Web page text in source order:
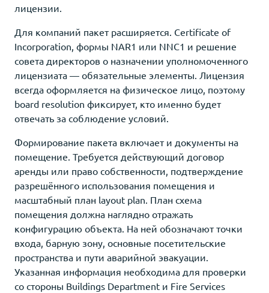
лицензии.
Для компаний пакет расширяется. Certificate of
Incorporation, формы NAR1 или NNC1 и решение
совета директоров о назначении уполномоченного
лицензиата — обязательные элементы. Лицензия
всегда оформляется на физическое лицо, поэтому
board resolution фиксирует, кто именно будет
отвечать за соблюдение условий.
Формирование пакета включает и документы на
помещение. Требуется действующий договор
аренды или право собственности, подтверждение
разрешённого использования помещения и
масштабный план layout plan. План схема
помещения должна наглядно отражать
конфигурацию объекта. На ней обозначают точки
входа, барную зону, основные посетительские
пространства и пути аварийной эвакуации.
Указанная информация необходима для проверки
со стороны Buildings Department и Fire Services